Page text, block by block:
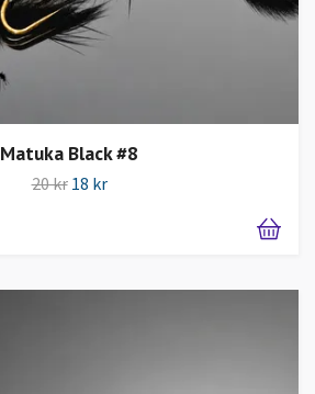
Matuka Black #8
20 kr 18 kr